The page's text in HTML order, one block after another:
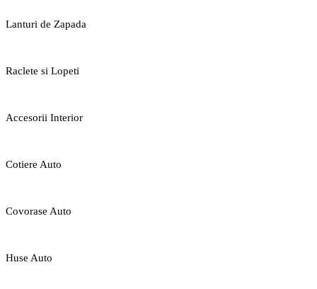
Lanturi de Zapada
Raclete si Lopeti
Accesorii Interior
Cotiere Auto
Covorase Auto
Huse Auto